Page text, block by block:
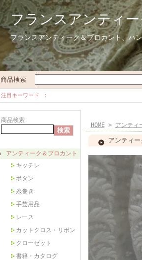
フランスアンティ
フランスアンティーク＆ブロカント、ハ
商品検索
注目キーワード
商品検索
アンティーク＆ブロカント
キッチン
ボタン
糸巻き
手芸用品
レース
カットクロス・リボン
クローゼット
書籍・カタログ
HOME> アンティ
アンティー